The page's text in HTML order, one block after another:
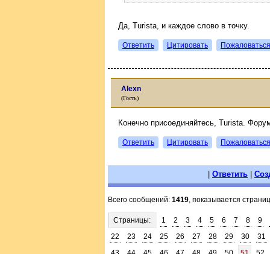
Да, Turista, и каждое слово в точку.
Ответить Цитировать Пожаловаться
Alexn
(Гость)
Конечно присоединяйтесь, Turista.
Ответить Цитировать Пожаловаться
Ответить
Всего сообщений: 1419, показывается
Страницы: 1 2 3 4 5 6 7 8
9
22
23 24 25 26 27 28 29 30
31